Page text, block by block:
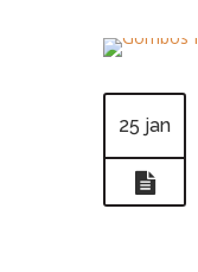
25 jan